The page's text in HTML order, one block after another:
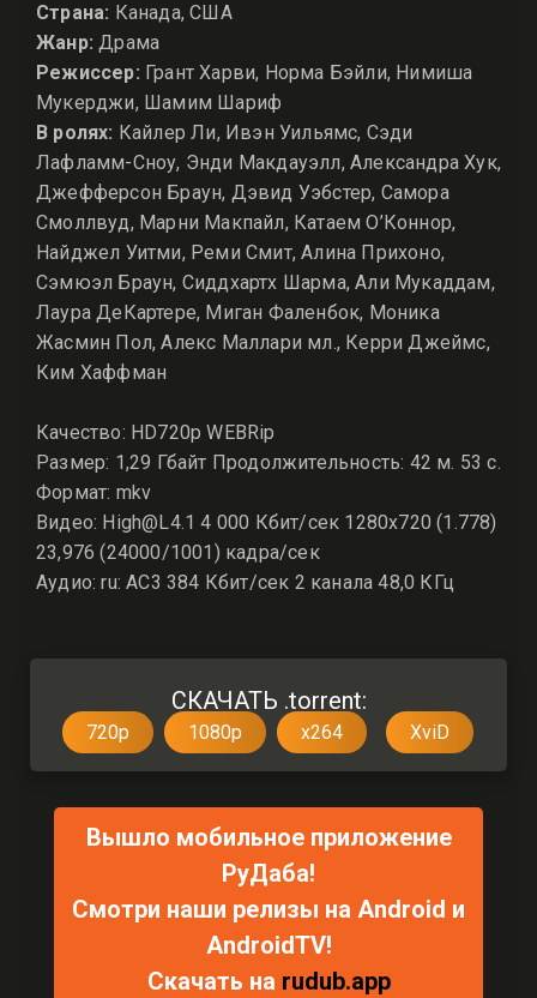
Страна: Канада, США
Жанр: Драма
Режиссер: Грант Харви, Норма Бэйли, Нимиша
Мукерджи, Шамим Шариф
В ролях: Кайлер Ли, Ивэн Уильямс, Сэди
Лафламм-Сноу, Энди Макдауэлл, Александра Хук,
Джефферсон Браун, Дэвид Уэбстер, Самора
Смоллвуд, Марни Макпайл, Катаем О’Коннор,
Найджел Уитми, Реми Смит, Алина Прихоно,
Сэмюэл Браун, Сиддхартх Шарма, Али Мукаддам,
Лаура ДеКартере, Миган Фаленбок, Моника
Жасмин Пол, Алекс Маллари мл., Керри Джеймс,
Ким Хаффман
Качество: HD720p WEBRip
Размер: 1,29 Гбайт Продолжительность: 42 м. 53 с.
Формат: mkv
Видео: High@L4.1 4 000 Кбит/сек 1280x720 (1.778)
23,976 (24000/1001) кадра/сек
Аудио: ru: AC3 384 Кбит/сек 2 канала 48,0 КГц
СКАЧАТЬ .torrent:
720p 1080p x264 XviD
Вышло мобильное приложение
РуДаба!
Смотри наши релизы на Android и
AndroidTV!
Скачать на rudub.app